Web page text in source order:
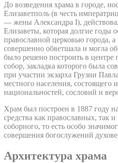
До возведения храма в городе,
Елизаветполь (в честь
— жены Александра I),
Елизаветы, которая долгие годы
православной церковью города,
совершенно обветшала и могла
было решено построить в центре
собор, закладка которого была
при участии экзарха Грузии
местного населения, состоящего
национальностей, сословий и
Храм был построен в 1887 году
средства как православных, так
соборного, то есть особо
совершения богослужений
Архитектура храма